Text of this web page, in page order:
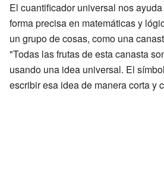
El cuantificador universal nos
forma precisa en matemáticas y
un grupo de cosas, como una
"Todas las frutas de esta canasta
usando una idea universal. El
escribir esa idea de manera corta y